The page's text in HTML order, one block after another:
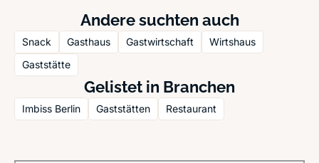
Andere suchten auch
Snack Gasthaus Gastwirtschaft
Wirtshaus
Gaststätte
Gelistet in Branchen
Imbiss Berlin Gaststätten Restaurant